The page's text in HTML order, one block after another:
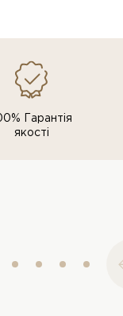
Гарантія
якості